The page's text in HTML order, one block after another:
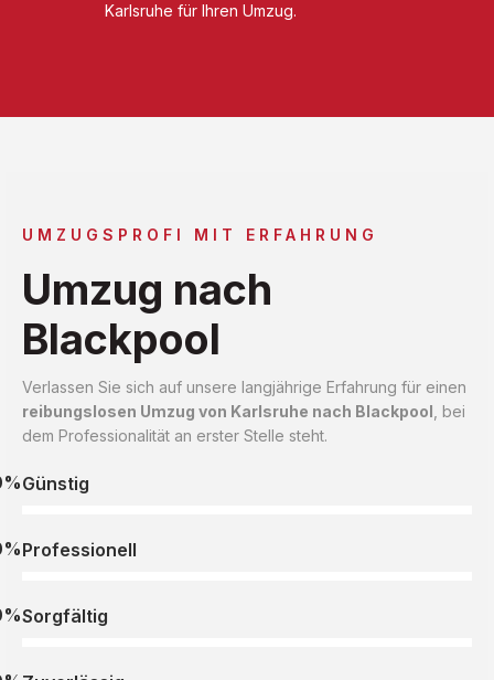
Karlsruhe für Ihren Umzug.
UMZUGSPROFI MIT ERFAHRUNG
Umzug nach
Blackpool
Verlassen Sie sich auf unsere langjährige Erfahrung für einen
reibungslosen Umzug von Karlsruhe nach Blackpool , bei
dem Professionalität an erster Stelle steht.
Günstig
Professionell
Sorgfältig